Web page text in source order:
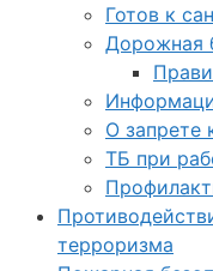
Готов к
Дорожная
О запрете
ТБ при
терроризма